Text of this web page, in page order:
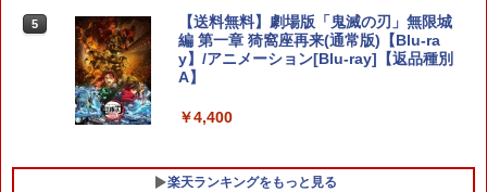
5
鬼武者 Way of the Sword 【Switch2】
POT-P-ABNMA
￥7,730
オブ・アトランティス(【早期購入同梱特
典】コスチューム「ララ・クロフト・サ
バイバー(仮)」（ゲーム内コンテンツ）)
レトロフリーク レッド×ホワイト ( レト
プターセット ）CY-RF-RW HDMI出力 ど
SG
5
【送料無料】劇場版「鬼滅の刃」無限城
編 第一章 猗窩座再来(通常版)【Blu-ra
y】/アニメーション[Blu-ray]【返品種別
A】
￥4,400
楽天ランキングをもっと見る